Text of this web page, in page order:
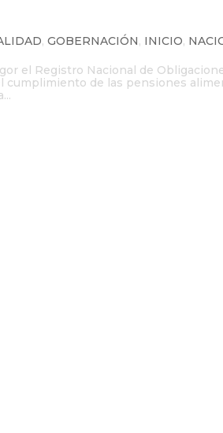
,GOBERNACIÓN, INICIO,
el Registro Nacional de
cumplimiento de las pensiones